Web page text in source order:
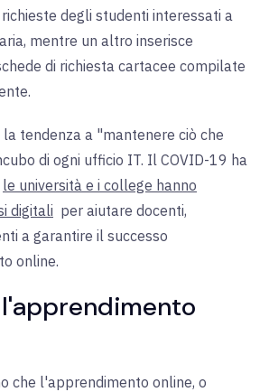
degli studenti interessati a
mentre un altro inserisce
di richiesta cartacee compilate
tendenza a "mantenere ciò che
di ogni ufficio IT. Il COVID-19 ha
le università e i college hanno
digitali per aiutare docenti,
a garantire il successo
online.
che l'apprendimento online, o